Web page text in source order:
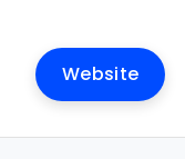
Website